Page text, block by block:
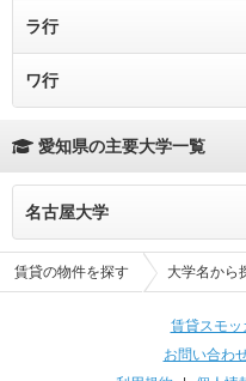
ト
ネ
ノ
フ
ヘ
ホ
ミ
ム
メ
モ
ヤ
ユ
ヨ
ラ行
ラ
リ
ル
レ
ロ
ワ行
ワ
ヲ
愛知県の主要大学一覧
名古屋大学
賃貸の物件を探す 大学名から
賃貸スモッ
お問い合わ